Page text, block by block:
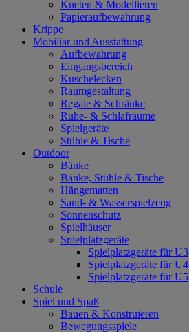
Kneten & Modellieren
Papieraufbewahrung
Krippe
Mobiliar und Ausstattung
Aufbewahrung
Eingangsbereich
Kuschelecken
Raumgestaltung
Regale & Schränke
Ruhe- & Schlafräume
Spielgeräte
Stühle & Tische
Outdoor
Bänke
Bänke, Stühle & Tische
Hängematten
Sand- & Wasserspielzeug
Sonnenschutz
Spielhäuser
Spielplatzgeräte
Spielplatzgeräte für U3
Spielplatzgeräte für U4
Spielplatzgeräte für U5
Schule
Spiel und Spaß
Bauen & Konstruieren
Bewegungsspiele